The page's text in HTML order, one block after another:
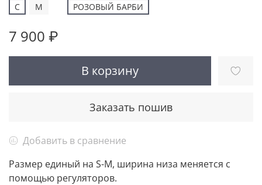
С
M
РОЗОВЫЙ БАРБИ
7 900 ₽
В корзину
Заказать пошив
Добавить в сравнение
Размер единый на S-M, ширина низа меняется с
помощью регуляторов.